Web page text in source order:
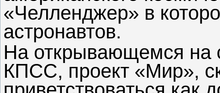
«Челленджер» в
астронавтов.
На открывающемся на
КПСС, проект «Мир»,